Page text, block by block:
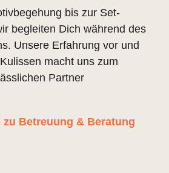
bis zur Set-
begleiten Dich während des
Unsere Erfahrung vor und
macht uns zum
Partner
Betreuung & Beratung